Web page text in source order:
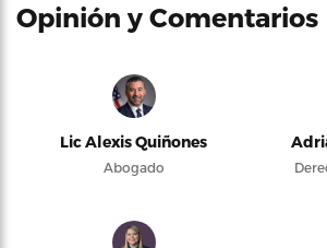
Opinión y Comentarios
Lic Alexis Quiñones
Abogado